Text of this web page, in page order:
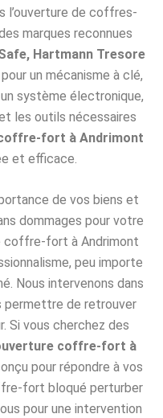
l’ouverture de coffres-
marques reconnues
Hartmann Tresore
pour un mécanisme à clé,
système électronique,
les outils nécessaires
fort à Andrimont
et efficace.
de vos biens et
dommages pour votre
coffre-fort à Andrimont
peu importe
Nous intervenons dans
permettre de retrouver
Si vous cherchez des
coffre-fort à
pour répondre à vos
fort bloqué perturber
pour une intervention